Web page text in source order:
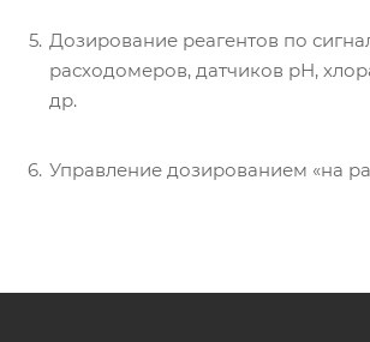
Дозирование реагентов по
расходомеров, датчиков рН,
др.
Управление дозированием «на